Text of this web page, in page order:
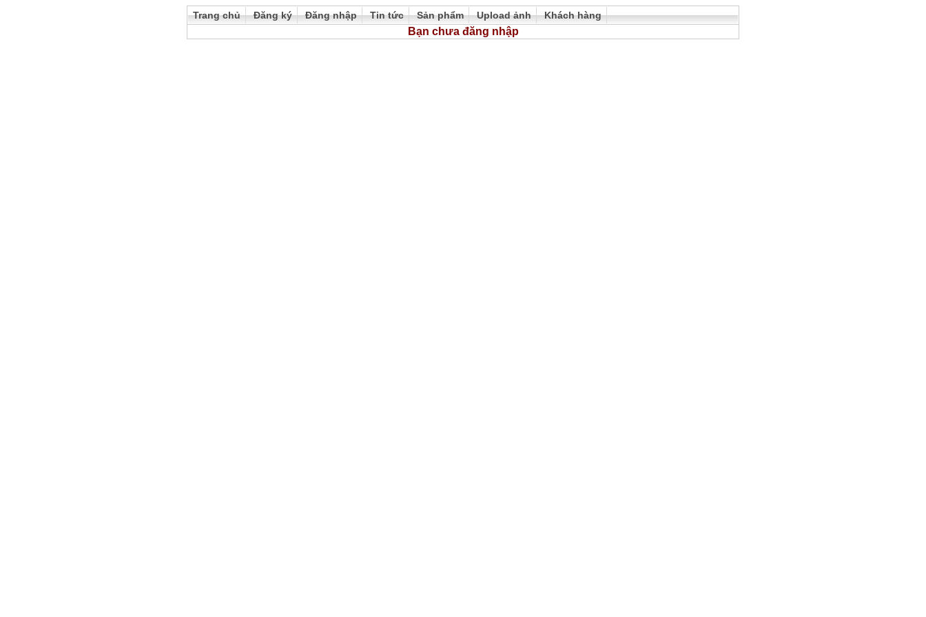
Trang chủ Đăng ký Đăng nhập Tin tức Sản phẩm Upload ảnh Khách hàng
Bạn chưa đăng nhập